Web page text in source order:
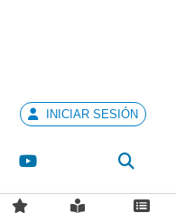
José
INICIAR SESIÓN